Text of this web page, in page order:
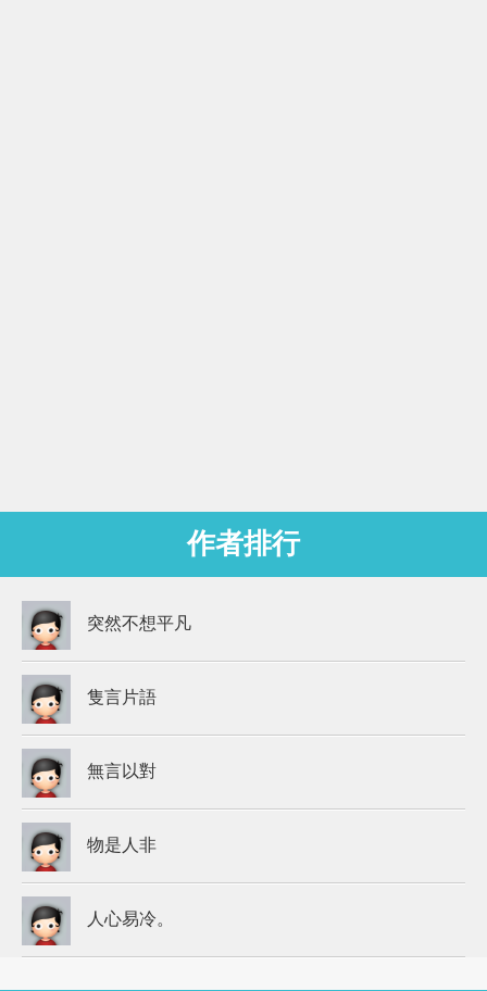
作者排行
突然不想平凡
隻言片語
無言以對
物是人非
人心易冷。